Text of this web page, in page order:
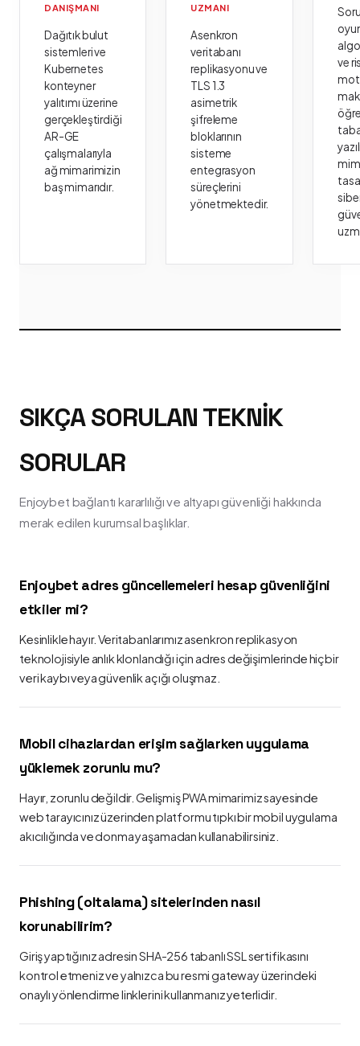
DANIŞMANI
Dağıtık bulut
sistemleri ve
Kubernetes
konteyner
yalıtımı üzerine
gerçekleştirdiği
AR-GE
çalışmalarıyla
ağ mimarimizin
baş mimarıdır.
UZMANI
Asenkron
veritabanı
replikasyonu ve
TLS 1.3
asimetrik
şifreleme
bloklarının
sisteme
entegrasyon
süreçlerini
yönetmektedir.
ve
SIKÇA SORULAN TEKNIK
SORULAR
Enjoybet bağlantı kararlılığı ve altyapı güvenliği hakkında
merak edilen kurumsal başlıklar.
Enjoybet adres güncellemeleri hesap güvenliğini
etkiler mi?
Kesinlikle hayır. Veritabanlarımız asenkron replikasyon
teknolojisiyle anlık klonlandığı için adres değişimlerinde hiçbir
veri kaybı veya güvenlik açığı oluşmaz.
Mobil cihazlardan erişim sağlarken uygulama
yüklemek zorunlu mu?
Hayır, zorunlu değildir. Gelişmiş PWA mimarimiz sayesinde
web tarayıcınız üzerinden platformu tıpkı bir mobil uygulama
akıcılığında ve donma yaşamadan kullanabilirsiniz.
Phishing (oltalama) sitelerinden nasıl
korunabilirim?
Giriş yaptığınız adresin SHA-256 tabanlı SSL sertifikasını
kontrol etmeniz ve yalnızca bu resmi gateway üzerindeki
onaylı yönlendirme linklerini kullanmanız yeterlidir.